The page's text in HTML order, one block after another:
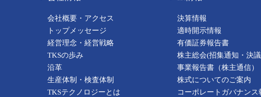
会社概要・アクセス
トップメッセージ
経営理念・経営戦略
TKSの歩み
沿革
生産体制・検査体制
TKSテクノロジーとは
決算情報
適時開示情報
有価証券報告書
株主総会(招集通知・決議
事業報告書（株主通信）
株式についてのご案内
コーポレートガバナンス